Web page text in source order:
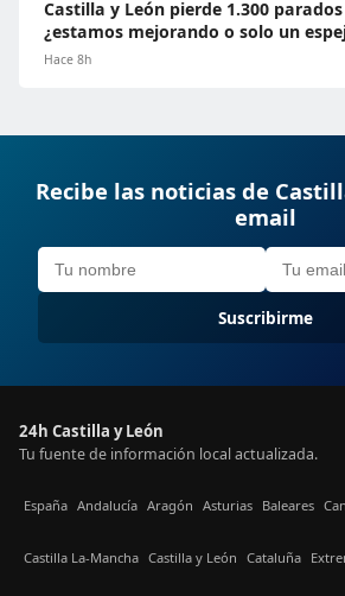
Castilla y León pierde 1.300
¿estamos mejorando o solo un
Hace 8h
Recibe las noticias de
email
Suscribirme
24h Castilla y León
Tu fuente de información local actualizada.
España Andalucía Aragón Asturias Baleares
Castilla La-Mancha Castilla y León Cataluña